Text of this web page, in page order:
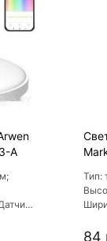
A
Тип:
84